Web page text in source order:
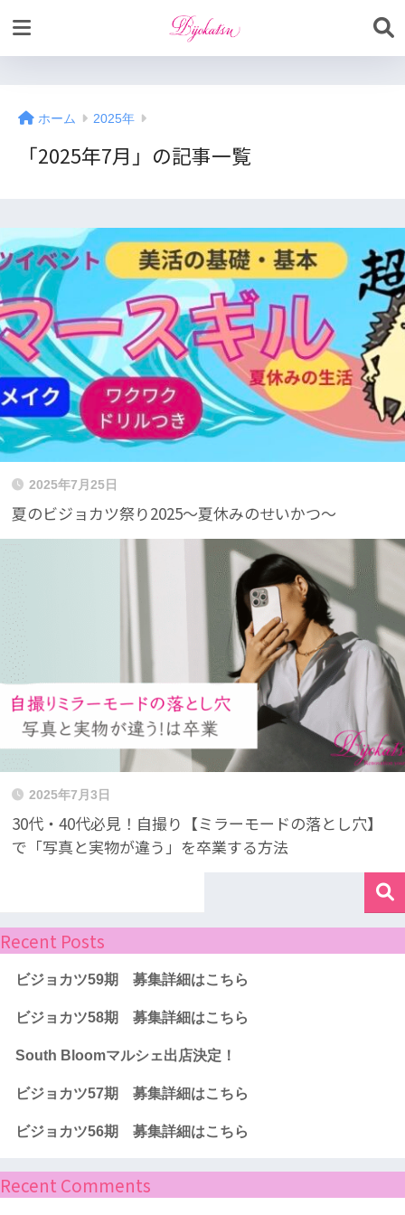
ホーム 2025年
「2025年7月」の記事一覧
2025年7月25日
夏のビジョカツ祭り2025〜夏休みのせいかつ〜
2025年7月3日
30代・40代必見！自撮り【ミラーモードの落とし穴】
で「写真と実物が違う」を卒業する方法
Recent Posts
ビジョカツ59期 募集詳細はこちら
ビジョカツ58期 募集詳細はこちら
South Bloomマルシェ出店決定！
ビジョカツ57期 募集詳細はこちら
ビジョカツ56期 募集詳細はこちら
Recent Comments